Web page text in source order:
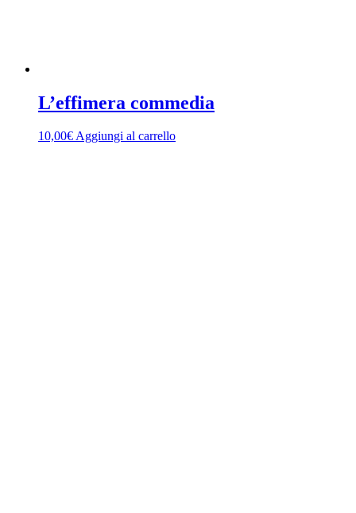
L’effimera commedia
10,00€Aggiungi al carrello